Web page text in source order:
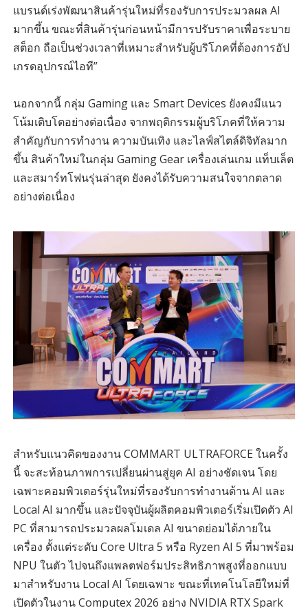
แบรนด์เร่งพัฒนาสินค้ารุ่นใหม่ที่รองรับการประมวลผล AI
มากขึ้น ขณะที่สินค้ารุ่นก่อนหน้ามีการปรับราคาเพื่อระบาย
สต็อก ถือเป็นช่วงเวลาที่เหมาะสำหรับผู้บริโภคที่ต้องการอัป
เกรดอุปกรณ์ไอที”
นอกจากนี้ กลุ่ม Gaming และ Smart Devices ยังคงมีแนว
โน้มเติบโตอย่างต่อเนื่อง จากพฤติกรรมผู้บริโภคที่ให้ความ
สำคัญกับการทำงาน ความบันเทิง และไลฟ์สไตล์ดิจิทัลมาก
ขึ้น สินค้าใหม่ในกลุ่ม Gaming Gear เครื่องเล่นเกม แท็บเล็ต
และสมาร์ทโฟนรุ่นล่าสุด ยังคงได้รับความสนใจจากตลาด
อย่างต่อเนื่อง
สำหรับแนวคิดของงาน COMMART ULTRAFORCE ในครั้ง
นี้ จะสะท้อนภาพการเปลี่ยนผ่านสู่ยุค AI อย่างชัดเจน โดย
เฉพาะคอมพิวเตอร์รุ่นใหม่ที่รองรับการทำงานด้าน AI และ
Local AI มากขึ้น และปัจจุบันผู้ผลิตคอมพิวเตอร์เริ่มเปิดตัว AI
PC ที่สามารถประมวลผลโมเดล AI ขนาดย่อมได้ภายใน
เครื่อง ตั้งแต่ระดับ Core Ultra 5 หรือ Ryzen AI 5 ที่มาพร้อม
NPU ในตัว ไปจนถึงแพลตฟอร์มประสิทธิภาพสูงที่ออกแบบ
มาสำหรับงาน Local AI โดยเฉพาะ ขณะที่เทคโนโลยีใหม่ที่
เปิดตัวในงาน Computex 2026 อย่าง NVIDIA RTX Spark